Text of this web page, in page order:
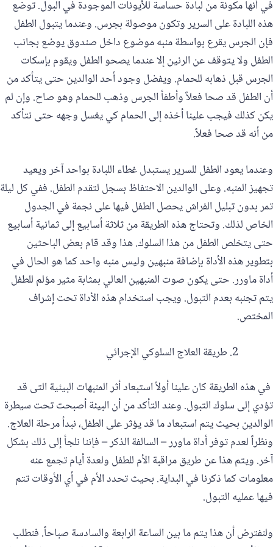
في أنها مكونة من لبادة حساسة للأيونات الموجودة في البول. توضع
هذه اللبادة على السرير وتكون موصولة بجرس. وعندما يتبول الطفل
فإن الجرس يقرع بواسطة منبه موضوع داخل صندوق يوضع بجانب
الطفل ولا يتوقف عن الرنين إلا عندما يصحو الطفل ويقوم بإسكات
الجرس قبل ذهابه للحمام. ويفضل وجود أحد الوالدين حتى يتأكد من
أن الطفل قد صحا فعلاً وأطفأ الجرس وذهب للحمام وهو صاح. وإن لم
يكن كذلك فيجب علينا أخذه إلى الحمام كي يغسل وجهه حتى نتأكد
من أنه قد صحا فعلاً.
وعندما يعود الطفل للسرير يستبدل غطاء اللبادة بواحد آخر ويعيد
تجهيز المنبه. وعلى الوالدين الاحتفاظ بسجل لتقدم الطفل. ففي كل ليلة
تمر بدون تبليل الفراش يحصل الطفل فيها على نجمة في الجدول
الخاص لذلك. وتحتاج هذه الطريقة من ثلاثة أسابيع إلى ثمانية أسابيع
حتى يتخلص الطفل من هذا السلوك. هذا وقد قام بعض الباحثين
بتطوير هذه الأداة بإضافة منبهين وليس منبه واحد كما هو الحال في
أداة ماورر. حتى يكون صوت المنبهين العالي بمثابة مثير مؤلم للطفل
يتم تجنبه بعدم التبول. ويجب استخدام هذه الأداة تحت إشراف
المختص.
طريقة العلاج السلوكي الإجرائي
في هذه الطريقة كان علينا أولاً استبعاد أثر المنبهات البيئية التى قد
تؤدي إلى سلوك التبول. وعند التأكد من أن البيئة أصبحت تحت سيطرة
الوالدين بحيث يتم استبعاد ما قد يؤثر على الطفل، نبدأ مرحلة العلاج.
ونظراً لعدم توفر أداة ماورر – السالفة الذكر – فإننا نلجأ إلى ذلك بشكل
آخر. ويتم هذا عن طريق مراقبة الأم للطفل ولعدة أيام تجمع عنه
معلومات كما ذكرنا في البداية. بحيث تحدد الأم في أي الأوقات تتم
فيها عمليه التبول.
ولنفترض أن هذا يتم ما بين الساعة الرابعة والسادسة صباحاً. فنطلب